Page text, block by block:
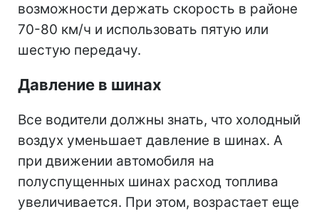
возможности держать скорость в районе
70-80 км/ч и использовать пятую или
шестую передачу.
Давление в шинах
Все водители должны знать, что холодный
воздух уменьшает давление в шинах. А
при движении автомобиля на
полуспущенных шинах расход топлива
увеличивается. При этом, возрастает еще